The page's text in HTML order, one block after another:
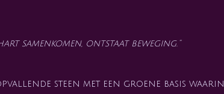
samenkomen, ontstaat beweging.”
steen met een groene basis waarin